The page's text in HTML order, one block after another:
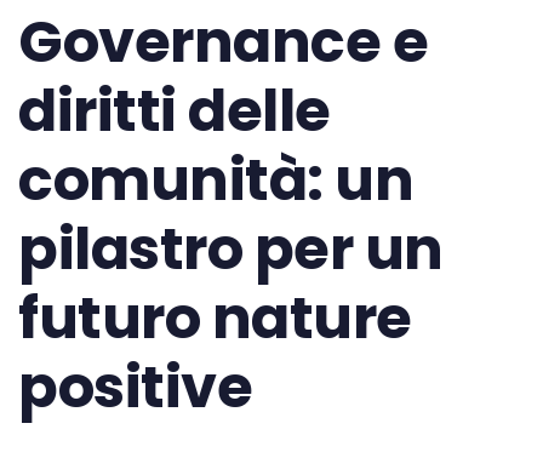
Governance e
diritti delle
comunità: un
pilastro per un
futuro nature
positive